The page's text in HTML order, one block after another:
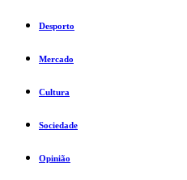
Desporto
Mercado
Cultura
Sociedade
Opinião